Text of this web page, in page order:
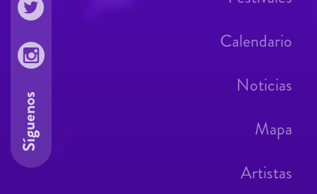
Calendario
Noticias
Mapa
Artistas
Síguenos